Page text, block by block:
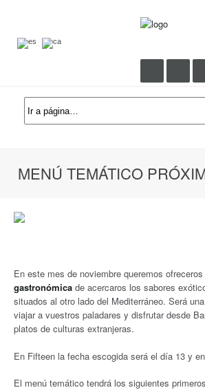
MENÚ TEMÁTICO
En este mes de noviembre queremos
gastronómica de acercaros los sabores
situados al otro lado del Mediterráneo. Será
viajar a vuestros paladares y disfrutar desde
platos de culturas extranjeras.
En Fifteen la fecha escogida será el día 13 y
El menú temático tendrá los siguientes